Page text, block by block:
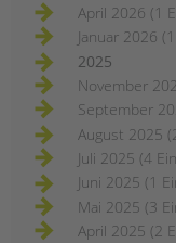
April 2026 (1
Januar 2026
2025
November
September
August 2025
Juli 2025 (4
Juni 2025 (1
Mai 2025 (3
April 2025 (2